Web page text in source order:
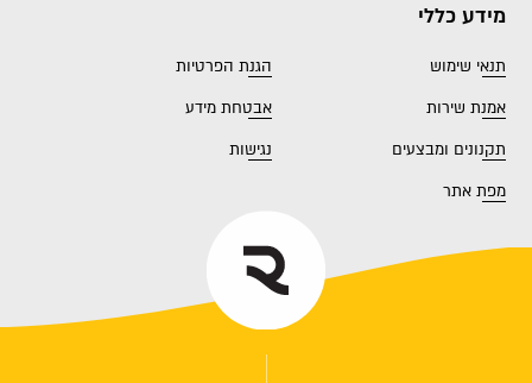
מידע כללי
תנאי שימוש
הגנת הפרטיות
אמנת שירות
אבטחת מידע
תקנונים ומבצעים
נגישות
מפת אתר